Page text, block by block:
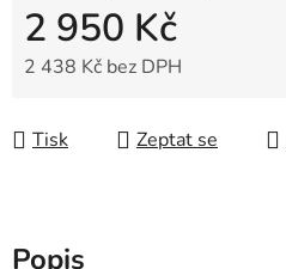
2 950 Kč
2 438 Kč bez DPH
Tisk
Zeptat se
Popis